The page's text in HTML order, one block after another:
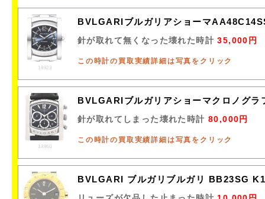
18923
BVLGARIブルガリアショーマ
針が取れて無くなった壊れた時計35,000円
この時計の買取実績詳細は写真をクリック
18860
BVLGARIブルガリアショーマクロノグ
針が取れてしまった壊れた時計 80,000円
この時計の買取実績詳細は写真をクリック
BVLGARI ブルガリブルガリ BB23SG